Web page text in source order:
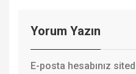
Yorum Yazın
E-posta hesabınız